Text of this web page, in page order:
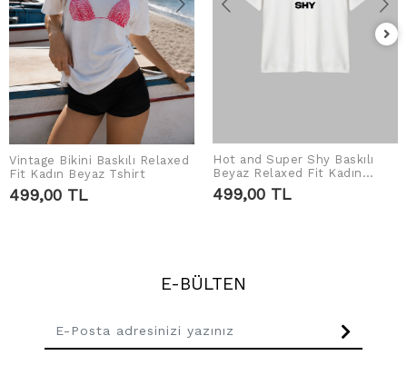
SEPETE EKLE
Vintage Bikini Baskılı Relaxed
Fit Kadın Beyaz Tshirt
499,00 TL
SEPETE EKLE
Hot and Super Shy Baskılı
Beyaz Relaxed Fit Kadın
Tshirt
499,00 TL
E-BÜLTEN